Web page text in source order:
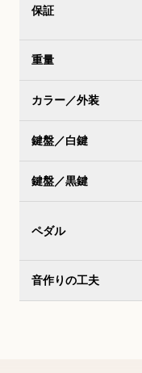
保証
重量
カラー／外装
鍵盤／白鍵
鍵盤／黒鍵
ペダル
音作りの工夫